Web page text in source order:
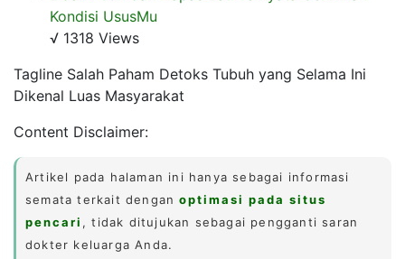
Kondisi UsusMu
√ 1318 Views
Tagline Salah Paham Detoks Tubuh yang Selama Ini
Dikenal Luas Masyarakat
Content Disclaimer:
Artikel pada halaman ini hanya sebagai informasi
semata terkait denganoptimasi pada situs
pencari , tidak ditujukan sebagai pengganti saran
dokter keluarga Anda.